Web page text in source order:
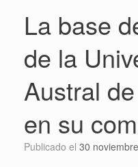
La base
de la
Austral
en su
Publicado el 30